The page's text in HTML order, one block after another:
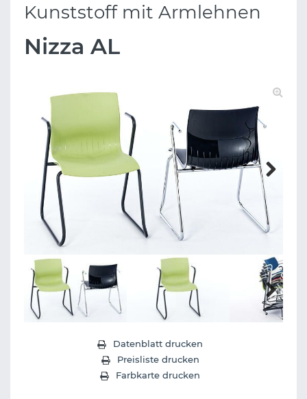
Kunststoff mit Armlehnen
Nizza AL
Next
Next
Datenblatt drucken
Preisliste drucken
Farbkarte drucken